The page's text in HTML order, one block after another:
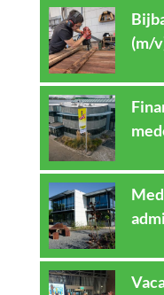
(m/